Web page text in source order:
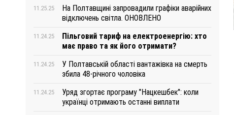
11.25.25
На Полтавщині запровадили графіки аварійних
відключень світла. ОНОВЛЕНО
11.24.25
Пільговий тариф на електроенергію: хто
має право та як його отримати?
11.24.25
У Полтавській області вантажівка на смерть
збила 48-річного чоловіка
11.24.25
Уряд згортає програму "Нацкешбек": коли
українці отримають останні виплати